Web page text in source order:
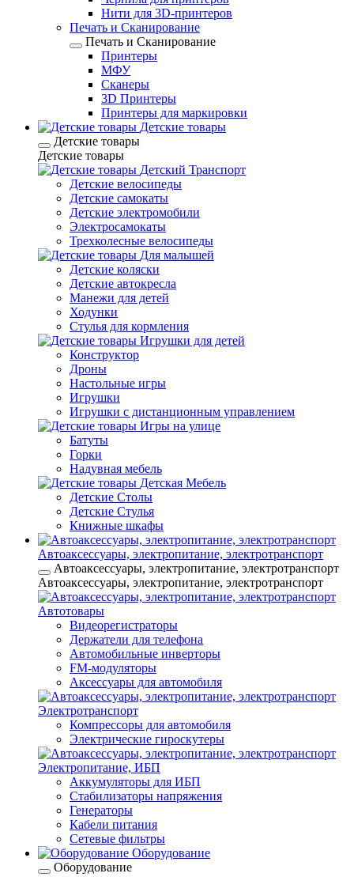
Нити для 3D-принтеров
Печать и Сканирование
Печать и Сканирование
Принтеры
МФУ
Сканеры
3D Принтеры
Принтеры для маркировки
Детские товары
Детские товары
Детские товары
Детский Транспорт
Детские велосипеды
Детские самокаты
Детские электромобили
Электросамокаты
Трехколесные велосипеды
Для малышей
Детские коляски
Детские автокресла
Манежи для детей
Ходунки
Стулья для кормления
Игрушки для детей
Конструктор
Дроны
Настольные игры
Игрушки
Игрушки c дистанционным управлением
Игры на улице
Батуты
Горки
Надувная мебель
Детская Мебель
Детские Столы
Детские Стулья
Книжные шкафы
Автоаксессуары, электропитание, электротранспорт
Автоаксессуары, электропитание, электротранспорт
Автоаксессуары, электропитание, электротранспорт
Автотовары
Видеорегистраторы
Держатели для телефона
Автомобильные инверторы
FM-модуляторы
Аксессуары для автомобиля
Электротранспорт
Компрессоры для автомобиля
Электрические гироскутеры
Электропитание, ИБП
Аккумуляторы для ИБП
Стабилизаторы напряжения
Генераторы
Кабели питания
Сетевые фильтры
Оборудование
Оборудование